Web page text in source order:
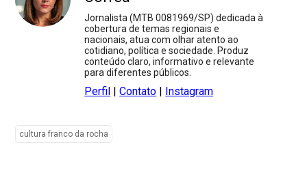
Jornalista (MTB 0081969/SP) dedicada à
cobertura de temas regionais e
nacionais, atua com olhar atento ao
cotidiano, política e sociedade. Produz
conteúdo claro, informativo e relevante
para diferentes públicos.
Perfil |Contato | Instagram
cultura franco da rocha